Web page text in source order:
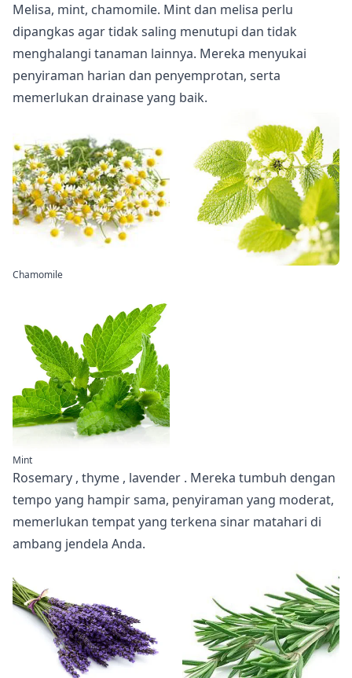
Melisa, mint, chamomile. Mint dan melisa perlu
dipangkas agar tidak saling menutupi dan tidak
menghalangi tanaman lainnya. Mereka menyukai
penyiraman harian dan penyemprotan, serta
memerlukan drainase yang baik.
Chamomile
Mint
Rosemary , thyme , lavender . Mereka tumbuh dengan
tempo yang hampir sama, penyiraman yang moderat,
memerlukan tempat yang terkena sinar matahari di
ambang jendela Anda.